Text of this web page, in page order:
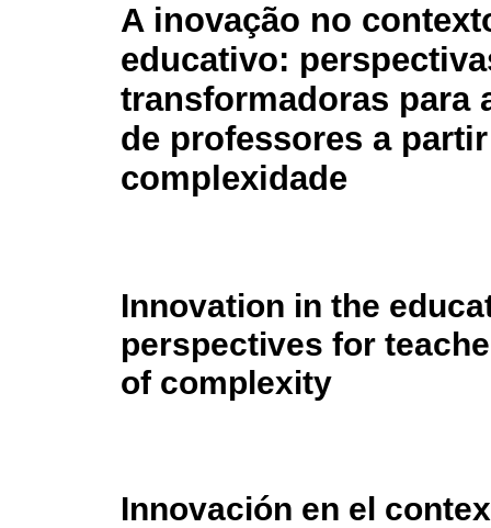
A inovação no
educativo:
transformadoras para
de professores a
complexidade
Innovation in the
perspectives for
of complexity
Innovación en el